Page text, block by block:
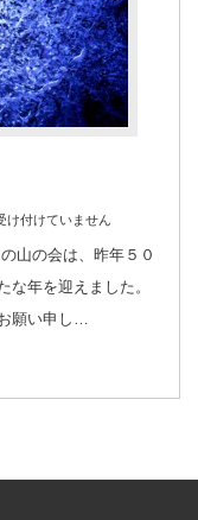
け付けていません
山の会は、昨年５０
な年を迎えました。
願い申し…